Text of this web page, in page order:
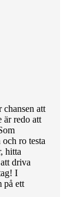
att
är redo att
ro testa
hitta
driva
I
på ett